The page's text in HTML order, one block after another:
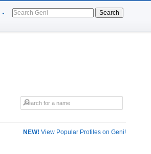
Search
NEW! View Popular Profiles on Geni!